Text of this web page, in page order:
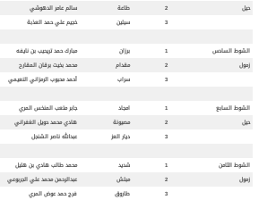
حيل
2 طاعة سالم عامر الدهوشي
3
سيلين خجيم علي حمد العذبة
الشوط السادس 1 برزان مبارك حمد تريحيب بن نايفه
زمول
2 مقدام محمد بخيت برقان المقارح
3
سراب أحمد محبوب الرمزاني النعيمي
الشوط السابع 1 امجاد جابر متعب المنخس المري
حيل
2 مصيونة هادي محمد حويل الغفراني
3
ديار العز عبدالله ناصر الشنجل
الشوط الثامن 1 شديد محمد طالب هادي بن هليل
زمول
2 مبلش عبدالرحمن محمد علي الجربوعي
3
طاروق فرج حمد عوض المري